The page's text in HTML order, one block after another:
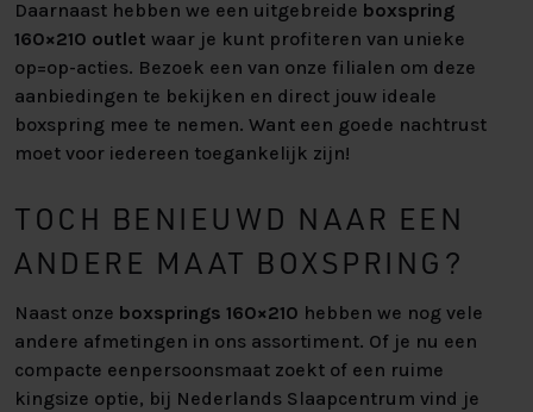
Daarnaast hebben we een uitgebreide boxspring
160×210 outlet waar je kunt profiteren van unieke
op=op-acties. Bezoek een van onze filialen om deze
aanbiedingen te bekijken en direct jouw ideale
boxspring mee te nemen. Want een goede nachtrust
moet voor iedereen toegankelijk zijn!
TOCH BENIEUWD NAAR EEN
ANDERE MAAT BOXSPRING?
Naast onze boxsprings 160×210 hebben we nog vele
andere afmetingen in ons assortiment. Of je nu een
compacte eenpersoonsmaat zoekt of een ruime
kingsize optie, bij Nederlands Slaapcentrum vind je